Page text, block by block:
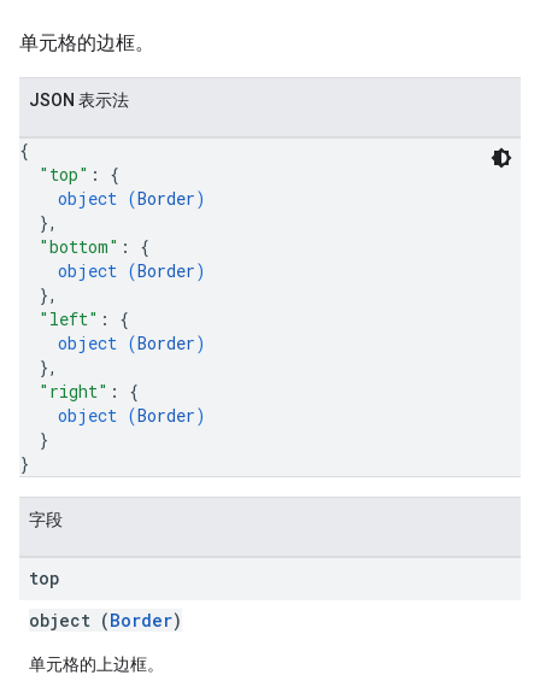
单元格的边框。
JSON 表示法
{
"top" : {
object (Border)
},
"bottom" : {
object (Border)
},
"left" : {
object (Border)
},
"right" : {
object (Border)
}
}
字段
top
object (Border)
单元格的上边框。